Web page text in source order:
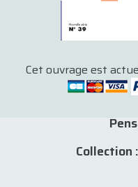
Cet ouvrage est
Collection :